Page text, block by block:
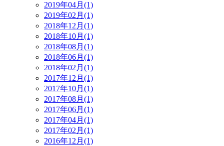
2019年04月(1)
2019年02月(1)
2018年12月(1)
2018年10月(1)
2018年08月(1)
2018年06月(1)
2018年02月(1)
2017年12月(1)
2017年10月(1)
2017年08月(1)
2017年06月(1)
2017年04月(1)
2017年02月(1)
2016年12月(1)